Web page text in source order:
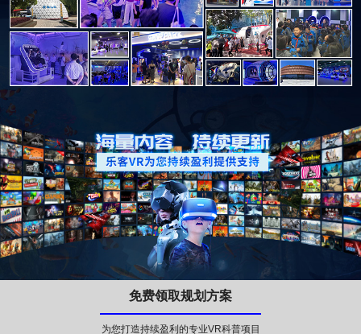
免费领取规划方案
为您打造持续盈利的专业VR科普项目